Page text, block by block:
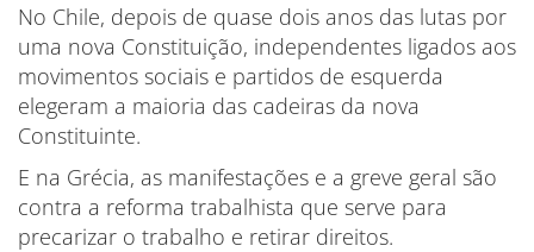
No Chile, depois de quase dois anos das lutas por
uma nova Constituição, independentes ligados aos
movimentos sociais e partidos de esquerda
elegeram a maioria das cadeiras da nova
Constituinte.
E na Grécia, as manifestações e a greve geral são
contra a reforma trabalhista que serve para
precarizar o trabalho e retirar direitos.